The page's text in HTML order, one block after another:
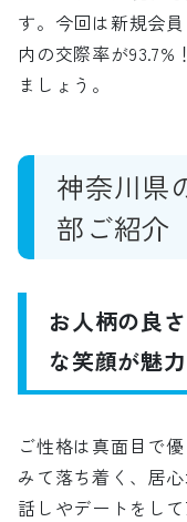
す。今回は新規会
内の交際率が
ましょう。
神奈川県
部ご紹介
お人柄の良
な笑顔が魅
ご性格は真面目で
みて落ち着く、居
話しやデートをし